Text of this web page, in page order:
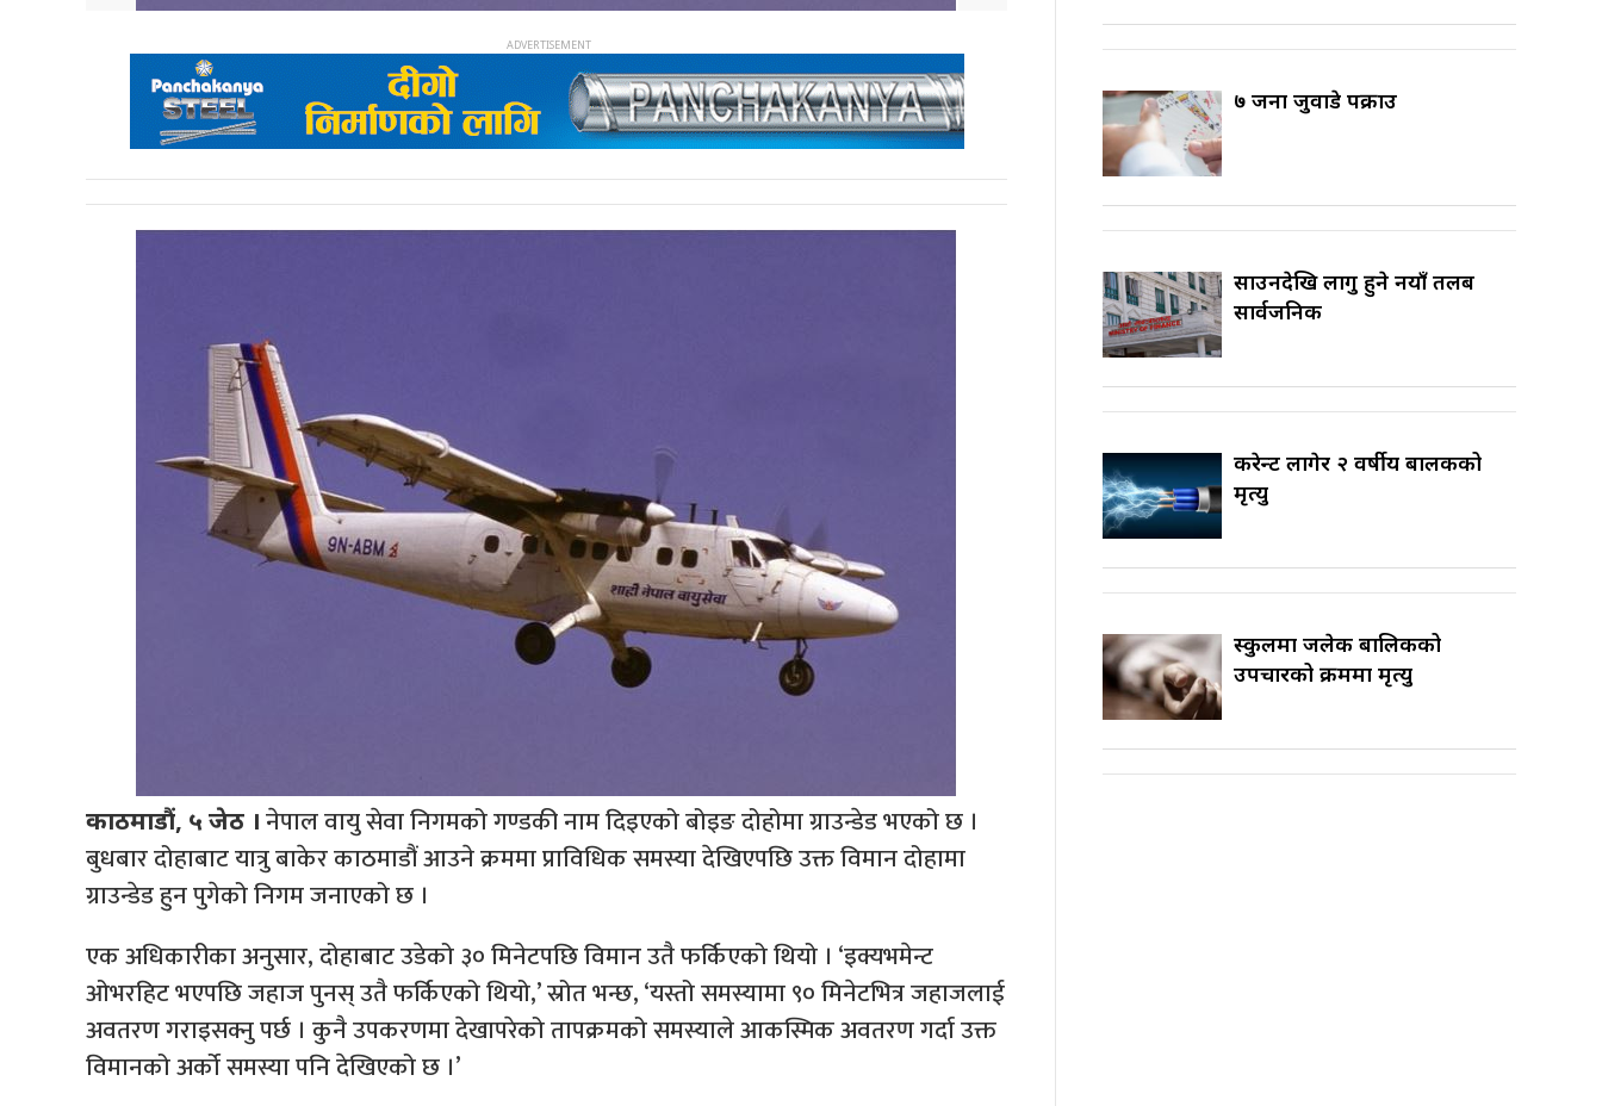
काठमाडौं, ५ जेठ । नेपाल वायु सेवा निगमको गण्डकी नाम दिइएको बोइङ दोहोमा ग्राउन्डेड भएको छ ।
बुधबार दोहाबाट यात्रु बाकेर काठमाडौं आउने क्रममा प्राविधिक समस्या देखिएपछि उक्त विमान दोहामा
ग्राउन्डेड हुन पुगेको निगम जनाएको छ ।
एक अधिकारीका अनुसार, दोहाबाट उडेको ३० मिनेटपछि विमान उतै फर्किएको थियो । ‘इक्यभमेन्ट
ओभरहिट भएपछि जहाज पुनस् उतै फर्किएको थियो,’ स्रोत भन्छ, ‘यस्तो समस्यामा ९० मिनेटभित्र जहाजलाई
अवतरण गराइसक्नु पर्छ । कुनै उपकरणमा देखापरेको तापक्रमको समस्याले आकस्मिक अवतरण गर्दा उक्त
विमानको अर्को समस्या पनि देखिएको छ ।’
७ जना जुवाडे पक्राउ
साउनदेखि लागु हुने नयाँ तलब
सार्वजनिक
करेन्ट लागेर २ वर्षीय बालकको
मृत्यु
स्कुलमा जलेकी बालिकको
उपचारको क्रममा मृत्यु